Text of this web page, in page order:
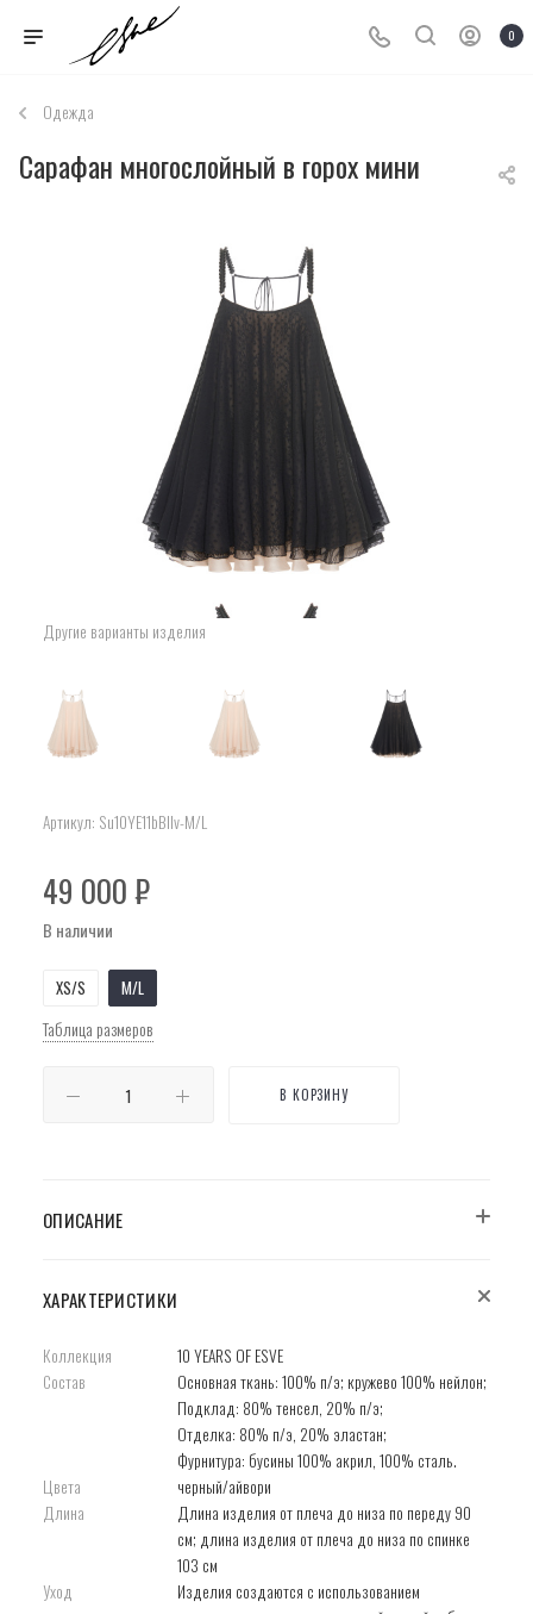
0
Одежда
Сарафан многослойный в горох мини
Другие варианты изделия
Артикул: Su10YE11bBlIv-M/L
49 000₽
В наличии
XS/S M/L
Таблица размеров
В КОРЗИНУ
ОПИСАНИЕ
ХАРАКТЕРИСТИКИ
Коллекция
10 YEARS OF ESVE
Состав
Основная ткань: 100% п/э; кружево 100% нейлон;
Подклад: 80% тенсел, 20% п/э;
Отделка: 80% п/э, 20% эластан;
Фурнитура: бусины 100% акрил, 100% сталь.
Цвета
черный/айвори
Длина
Длина изделия от плеча до низа по переду 90
см; длина изделия от плеча до низа по спинке
103 см
Уход
Изделия создаются с использованием